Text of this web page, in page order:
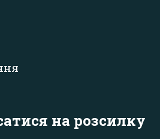
на розсилку